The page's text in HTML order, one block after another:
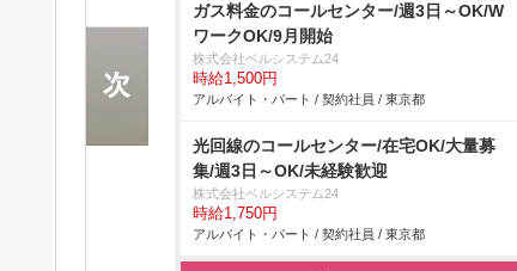
ガス料金のコールセンター/週3日～OK/W
ワークOK/9月開始
株式会社ベルシステム24
時給1,500円
アルバイト・パート / 契約社員 / 東京都
光回線のコールセンター/在宅OK/大量募
集/週3日～OK/未経験歓迎
株式会社ベルシステム24
時給1,750円
アルバイト・パート / 契約社員 / 東京都